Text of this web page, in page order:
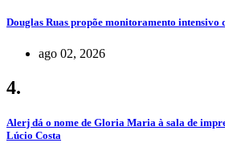
Douglas Ruas propõe monitoramento intensivo
ago 02, 2026
4.
Alerj dá o nome de Gloria Maria à sala de
Lúcio Costa